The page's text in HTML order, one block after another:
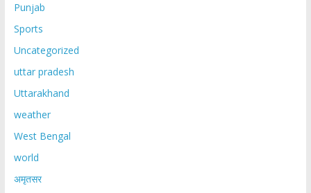
Punjab
Sports
Uncategorized
uttar pradesh
Uttarakhand
weather
West Bengal
world
अमृतसर